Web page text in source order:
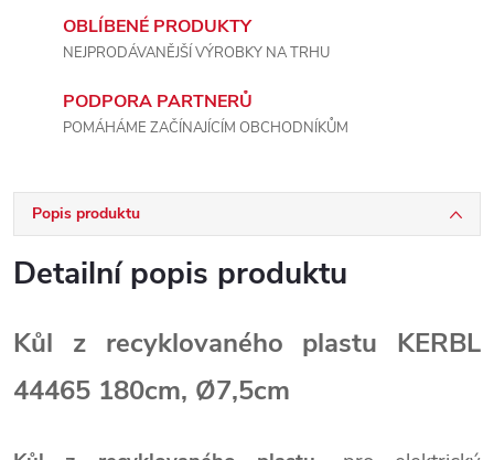
OBLÍBENÉ PRODUKTY
NEJPRODÁVANĚJŠÍ VÝROBKY NA TRHU
PODPORA PARTNERŮ
POMÁHÁME ZAČÍNAJÍCÍM OBCHODNÍKŮM
Popis produktu
Detailní popis produktu
Kůl z recyklovaného plastu KERBL
44465 180cm, Ø7,5cm